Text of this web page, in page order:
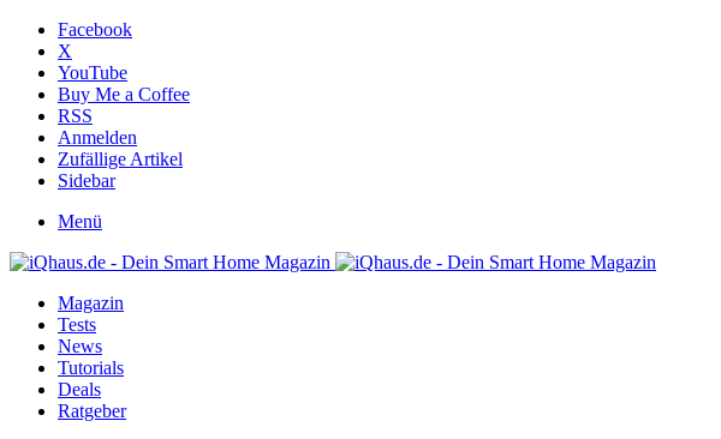
Facebook
X
YouTube
Buy Me a Coffee
RSS
Anmelden
Zufällige Artikel
Sidebar
Menü
Magazin
Tests
News
Tutorials
Deals
Ratgeber